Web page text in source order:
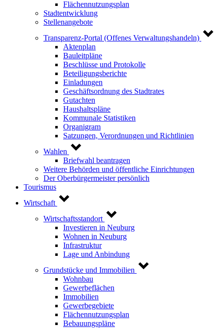
Flächennutzungsplan
Stadtentwicklung
Stellenangebote
Transparenz-Portal (Offenes Verwaltungshandeln)
Aktenplan
Bauleitpläne
Beschlüsse und Protokolle
Beteiligungsberichte
Einladungen
Geschäftsordnung des Stadtrates
Gutachten
Haushaltspläne
Kommunale Statistiken
Organigram
Satzungen, Verordnungen und Richtlinien
Wahlen
Briefwahl beantragen
Weitere Behörden und öffentliche Einrichtungen
Der Oberbürgermeister persönlich
Tourismus
Wirtschaft
Wirtschaftsstandort
Investieren in Neuburg
Wohnen in Neuburg
Infrastruktur
Lage und Anbindung
Grundstücke und Immobilien
Wohnbau
Gewerbeflächen
Immobilien
Gewerbegebiete
Flächennutzungsplan
Bebauungspläne